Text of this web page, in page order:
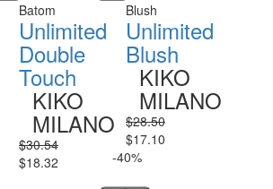
Batom
Unlimited
Double
Touch
KIKO
MILANO
$30.54
$18.32
Blush
Unlimited
Blush
KIKO
MILANO
$28.50
$17.10
-40%